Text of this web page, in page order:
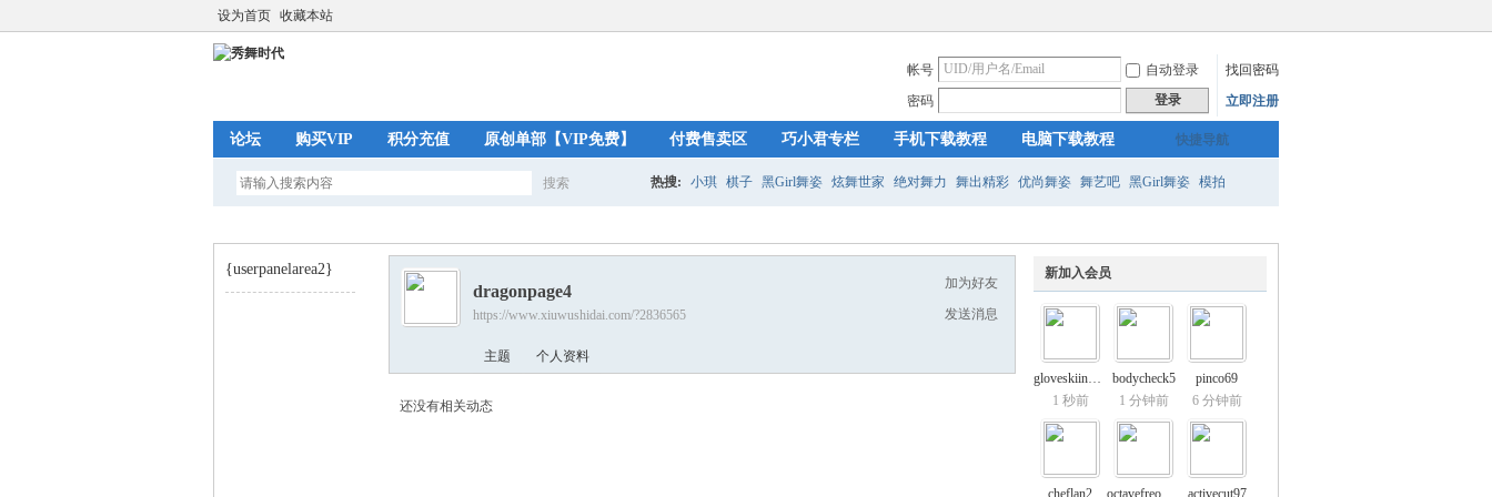
设为首页 收藏本站
帐号 自动登录
找回密码
密码
登录 立即注册
快捷导航
论坛 购买VIP 积分充值 原创单部【VIP免费】 付费售卖区 巧小君专栏 手机下载教程 电脑下载教程
搜索
索
热搜: 小琪 棋子 黑Girl舞姿 炫舞世家 绝对舞力 舞出精彩 优尚舞姿 舞艺吧 黑Girl舞姿 模拍
{userpanelarea2} 新加入会员
gloveskiing64
1 秒前
bodycheck5
1 分钟前
pinco69
6 分钟前
cheflan2 activecut97
加为好友
发送消息
dragonpage4
https://www.xiuwushidai.com/?2836565
主题 个人资料
还没有相关动态